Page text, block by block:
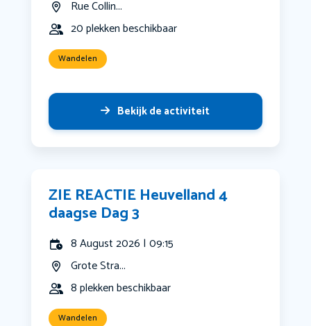
Rue Collin...
20 plekken beschikbaar
Wandelen
Bekijk de activiteit
ZIE REACTIE Heuvelland 4
daagse Dag 3
8 August 2026 | 09:15
Grote Stra...
8 plekken beschikbaar
Wandelen